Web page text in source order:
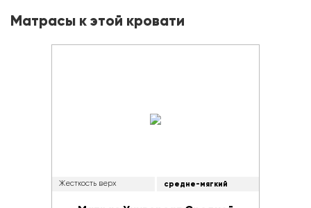
Матрасы к этой кровати
Жесткость верх средне-мягкий